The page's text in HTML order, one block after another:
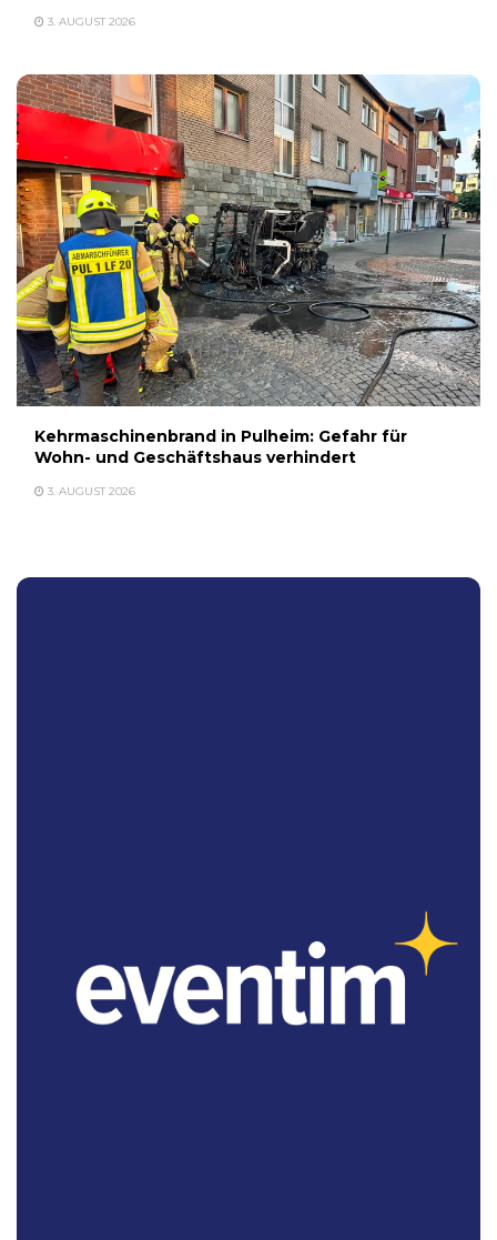
3. AUGUST 2026
Kehrmaschinenbrand in Pulheim: Gefahr für
Wohn- und Geschäftshaus verhindert
3. AUGUST 2026